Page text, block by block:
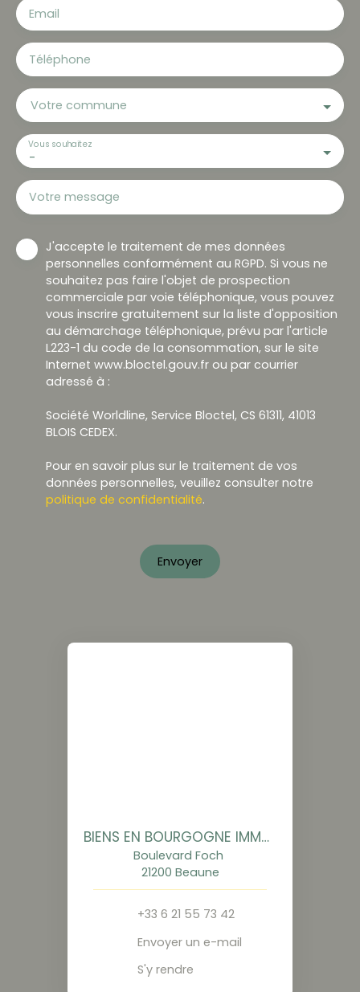
Email
Téléphone
Votre commune
-
Vous souhaitez
Votre message
J'accepte le traitement de mes données
personnelles conformément au RGPD. Si vous ne
souhaitez pas faire l'objet de prospection
commerciale par voie téléphonique, vous pouvez
vous inscrire gratuitement sur la liste d'opposition
au démarchage téléphonique, prévu par l'article
L223-1 du code de la consommation, sur le site
Internet www.bloctel.gouv.fr ou par courrier
adressé à :
Société Worldline, Service Bloctel, CS 61311, 41013
BLOIS CEDEX.
Pour en savoir plus sur le traitement de vos
données personnelles, veuillez consulter notre
politique de confidentialité.
Envoyer
BIENS EN BOURGOGNE IMMOBILIER
Boulevard Foch
21200 Beaune
+33 6 21 55 73 42
Envoyer un e-mail
S'y rendre